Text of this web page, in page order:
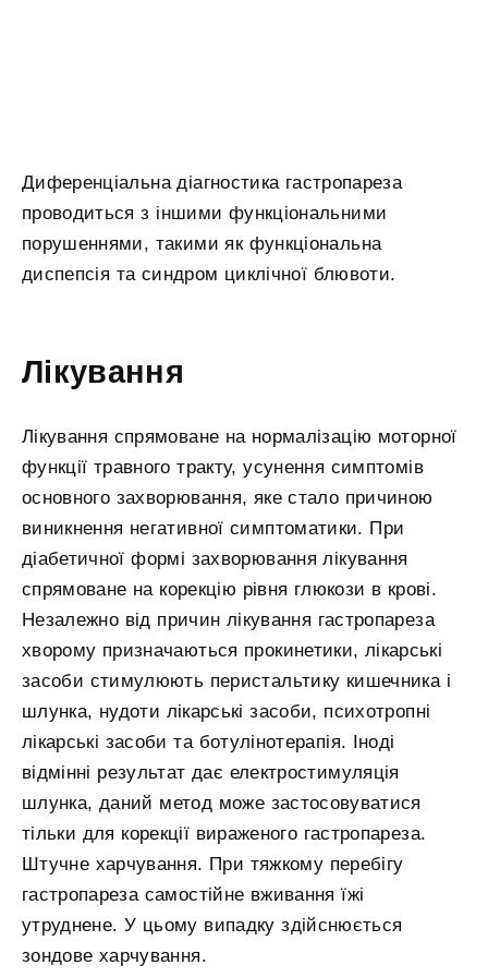
Диференціальна діагностика гастропареза
проводиться з іншими функціональними
порушеннями, такими як функціональна
диспепсія та синдром циклічної блювоти.
Лікування
Лікування спрямоване на нормалізацію моторної
функції травного тракту, усунення симптомів
основного захворювання, яке стало причиною
виникнення негативної симптоматики. При
діабетичної формі захворювання лікування
спрямоване на корекцію рівня глюкози в крові.
Незалежно від причин лікування гастропареза
хворому призначаються прокинетики, лікарські
засоби стимулюють перистальтику кишечника і
шлунка, нудоти лікарські засоби, психотропні
лікарські засоби та ботулінотерапія. Іноді
відмінні результат дає електростимуляція
шлунка, даний метод може застосовуватися
тільки для корекції вираженого гастропареза.
Штучне харчування. При тяжкому перебігу
гастропареза самостійне вживання їжі
утруднене. У цьому випадку здійснюється
зондове харчування.